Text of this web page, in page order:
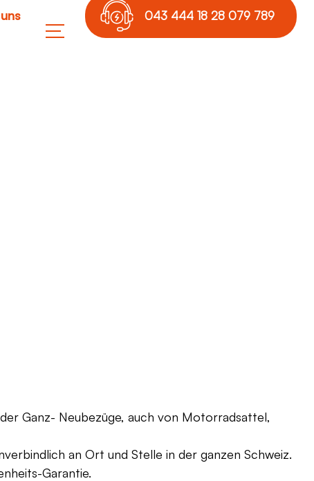
043 444 18 28 079 789
Ganz- Neubezüge, auch von Motorradsattel,
an Ort und Stelle in der ganzen Schweiz.
Garantie.